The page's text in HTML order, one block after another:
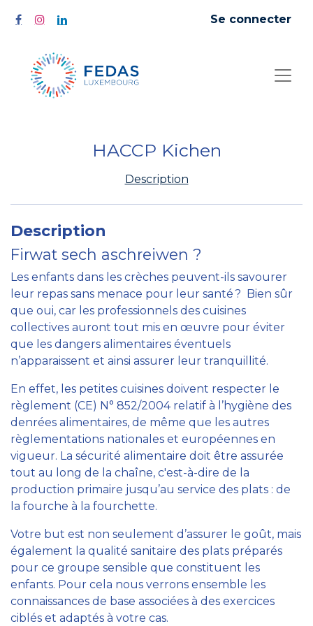
Se connecter
HACCP Kichen
Description
Description
Firwat sech aschreiwen ?
Les enfants dans les crèches peuvent-ils savourer
leur repas sans menace pour leur santé ? Bien sûr
que oui, car les professionnels des cuisines
collectives auront tout mis en œuvre pour éviter
que les dangers alimentaires éventuels
n’apparaissent et ainsi assurer leur tranquillité.
En effet, les petites cuisines doivent respecter le
règlement (CE) N° 852/2004 relatif à l’hygiène des
denrées alimentaires, de même que les autres
règlementations nationales et européennes en
vigueur. La sécurité alimentaire doit être assurée
tout au long de la chaîne, c'est-à-dire de la
production primaire jusqu’au service des plats : de
la fourche à la fourchette.
Votre but est non seulement d’assurer le goût, mais
également la qualité sanitaire des plats préparés
pour ce groupe sensible que constituent les
enfants. Pour cela nous verrons ensemble les
connaissances de base associées à des exercices
ciblés et adaptés à votre cas.